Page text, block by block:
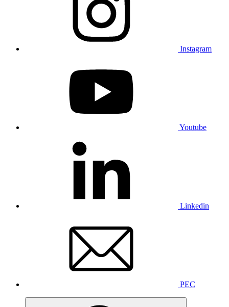
Instagram
Youtube
Linkedin
PEC